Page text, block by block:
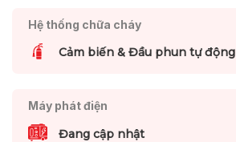
Hệ thống chữa cháy
Cảm biến & Đầu phun tự động
Máy phát điện
Đang cập nhật